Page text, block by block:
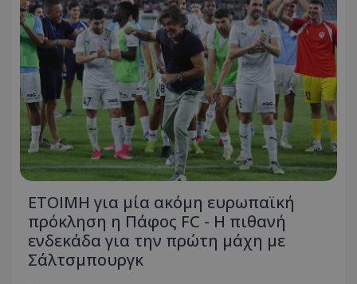
ΕΤΟΙΜΗ για μία ακόμη ευρωπαϊκή
πρόκληση η Πάφος FC - Η πιθανή
ενδεκάδα για την πρώτη μάχη με
Σάλτσμπουργκ